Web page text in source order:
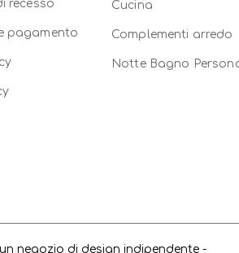
recesso
pagamento
Cucina
Complementi arredo
Notte Bagno
negozio di design indipendente -